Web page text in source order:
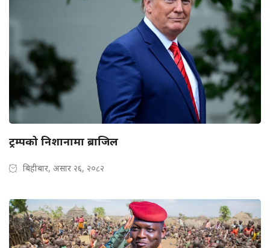
ट्रम्पको निशानामा ब्राजिल
बिहीबार, असार २६, २०८२